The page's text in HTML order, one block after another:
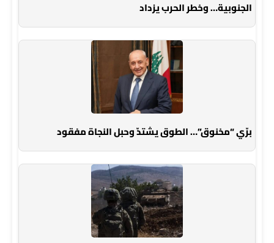
الجنوبية… وخطر الحرب يزداد
برّي “مخنوق”… الطوق يشتدّ وحبل النجاة مفقود